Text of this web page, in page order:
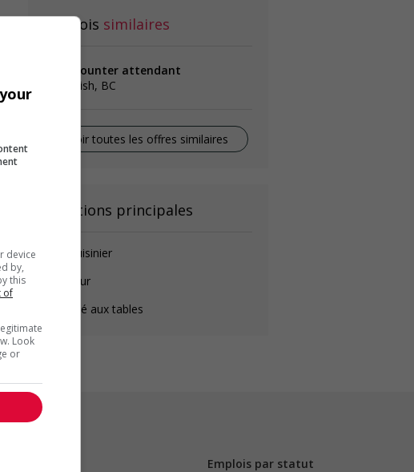
Emplois similaires
food counter attendant
Squamish, BC
Voir toutes les offres similaires
Fonctions principales
Aide-cuisinier
Plongeur
Préposé aux tables
Emplois par statut
device
by,
this
of
Look
or